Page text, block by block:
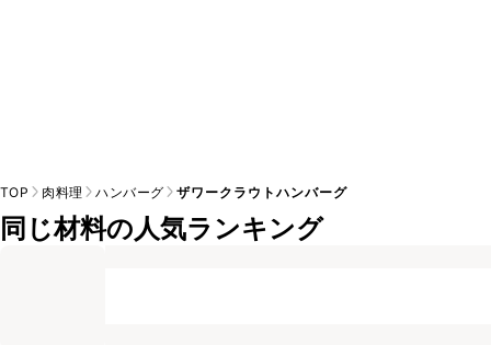
TOP 肉料理 ハンバーグ ザワークラウトハンバーグ
同じ材料の人気ランキング